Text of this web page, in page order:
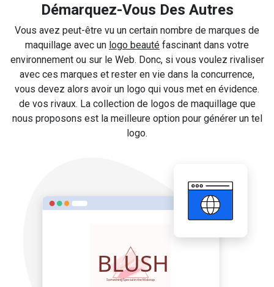
Démarquez-Vous Des Autres
Vous avez peut-être vu un certain nombre de marques de
maquillage avec un logo beauté fascinant dans votre
environnement ou sur le Web. Donc, si vous voulez rivaliser
avec ces marques et rester en vie dans la concurrence,
vous devez alors avoir un logo qui vous met en évidence.
de vos rivaux. La collection de logos de maquillage que
nous proposons est la meilleure option pour générer un tel
logo.